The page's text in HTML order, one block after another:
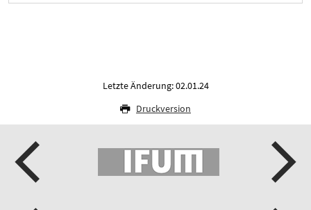
Letzte Änderung: 02.01.24
Druckversion